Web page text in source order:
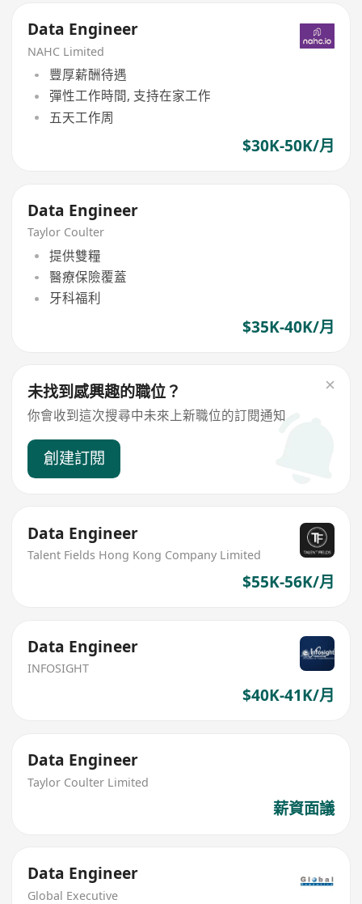
Data Engineer
NAHC Limited
豐厚薪酬待遇
彈性工作時間, 支持在家工作
五天工作周
$30K-50K/月
Data Engineer
Taylor Coulter
提供雙糧
醫療保險覆蓋
牙科福利
$35K-40K/月
未找到感興趣的職位？
你會收到這次搜尋中未來上新職位的訂閱通知
創建訂閱
Data Engineer
Talent Fields Hong Kong Company Limited
$55K-56K/月
Data Engineer
INFOSIGHT
$40K-41K/月
Data Engineer
Taylor Coulter Limited
薪資面議
Data Engineer
Global Executive